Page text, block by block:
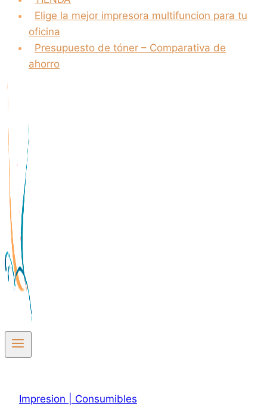
Elige la mejor impresora multifuncion para tu
oficina
Presupuesto de tóner – Comparativa de
ahorro
Impresion | Consumibles